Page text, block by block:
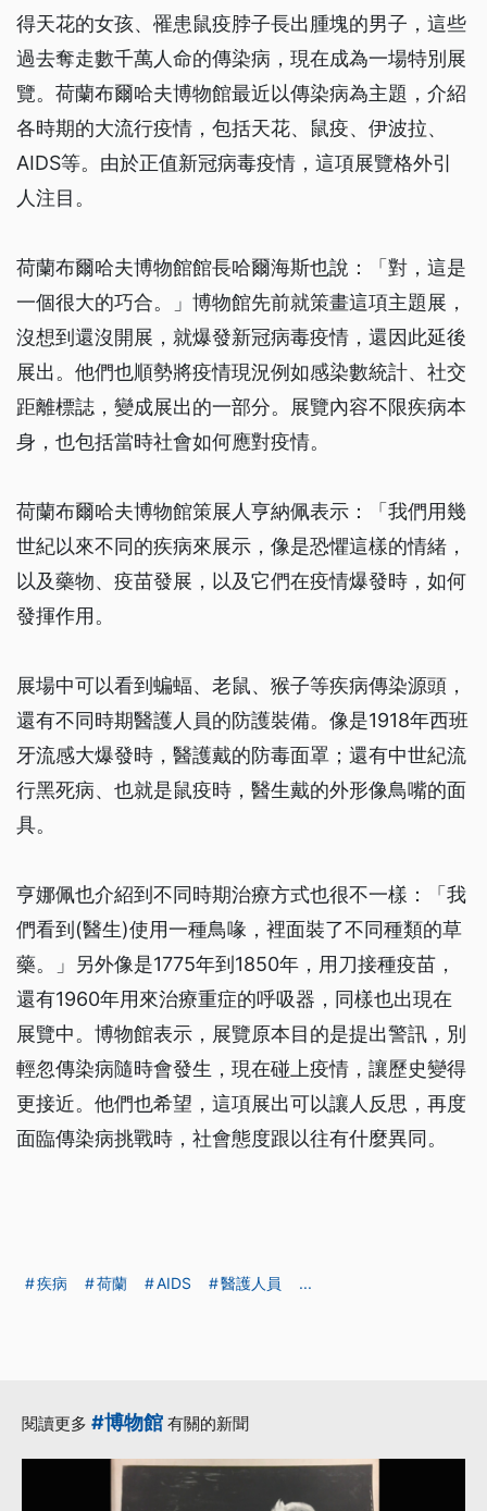
得天花的女孩、罹患鼠疫脖子長出腫塊的男子，這些
過去奪走數千萬人命的傳染病，現在成為一場特別展
覽。荷蘭布爾哈夫博物館最近以傳染病為主題，介紹
各時期的大流行疫情，包括天花、鼠疫、伊波拉、
AIDS等。由於正值新冠病毒疫情，這項展覽格外引
人注目。
荷蘭布爾哈夫博物館館長哈爾海斯也說：「對，這是
一個很大的巧合。」博物館先前就策畫這項主題展，
沒想到還沒開展，就爆發新冠病毒疫情，還因此延後
展出。他們也順勢將疫情現況例如感染數統計、社交
距離標誌，變成展出的一部分。展覽內容不限疾病本
身，也包括當時社會如何應對疫情。
荷蘭布爾哈夫博物館策展人亨納佩表示：「我們用幾
世紀以來不同的疾病來展示，像是恐懼這樣的情緒，
以及藥物、疫苗發展，以及它們在疫情爆發時，如何
發揮作用。
展場中可以看到蝙蝠、老鼠、猴子等疾病傳染源頭，
還有不同時期醫護人員的防護裝備。像是1918年西班
牙流感大爆發時，醫護戴的防毒面罩；還有中世紀流
行黑死病、也就是鼠疫時，醫生戴的外形像鳥嘴的面
具。
亨娜佩也介紹到不同時期治療方式也很不一樣：「我
們看到(醫生)使用一種鳥喙，裡面裝了不同種類的草
藥。」另外像是1775年到1850年，用刀接種疫苗，
還有1960年用來治療重症的呼吸器，同樣也出現在
展覽中。博物館表示，展覽原本目的是提出警訊，別
輕忽傳染病隨時會發生，現在碰上疫情，讓歷史變得
更接近。他們也希望，這項展出可以讓人反思，再度
面臨傳染病挑戰時，社會態度跟以往有什麼異同。
疾病 荷蘭 AIDS 醫護人員 ...
閱讀更多 #博物館 有關的新聞